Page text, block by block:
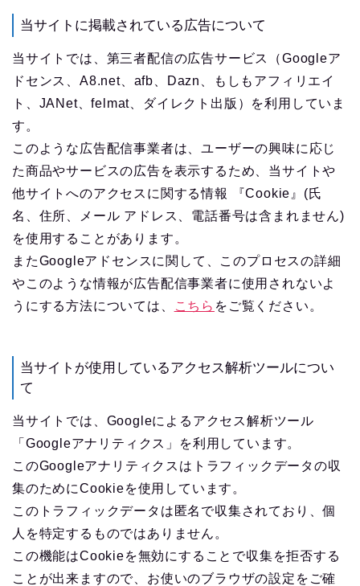
当サイトに掲載されている広告について
当サイトでは、第三者配信の広告サービス（Googleア
ドセンス、A8.net、afb、Dazn、もしもアフィリエイ
ト、JANet、felmat、ダイレクト出版）を利用していま
す。
このような広告配信事業者は、ユーザーの興味に応じ
た商品やサービスの広告を表示するため、当サイトや
他サイトへのアクセスに関する情報 『Cookie』(氏
名、住所、メール アドレス、電話番号は含まれません)
を使用することがあります。
またGoogleアドセンスに関して、このプロセスの詳細
やこのような情報が広告配信事業者に使用されないよ
うにする方法については、
こちら をご覧ください。
当サイトが使用しているアクセス解析ツールについ
て
当サイトでは、Googleによるアクセス解析ツール
「Googleアナリティクス」を利用しています。
このGoogleアナリティクスはトラフィックデータの収
集のためにCookieを使用しています。
このトラフィックデータは匿名で収集されており、個
人を特定するものではありません。
この機能はCookieを無効にすることで収集を拒否する
ことが出来ますので、お使いのブラウザの設定をご確